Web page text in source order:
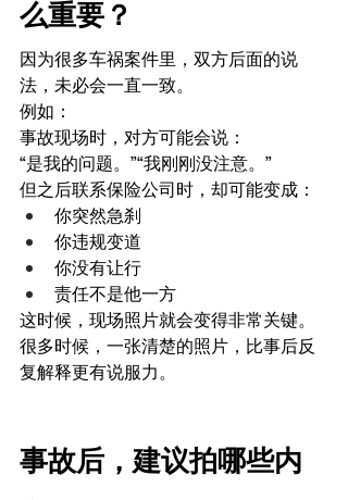
么重要？
因为很多车祸案件里，双方后面的说
法，未必会一直一致。
例如：
事故现场时，对方可能会说：
“是我的问题。”“我刚刚没注意。”
但之后联系保险公司时，却可能变成：
你突然急刹
你违规变道
你没有让行
责任不是他一方
这时候，现场照片就会变得非常关键。
很多时候，一张清楚的照片，比事后反
复解释更有说服力。
事故后，建议拍哪些内